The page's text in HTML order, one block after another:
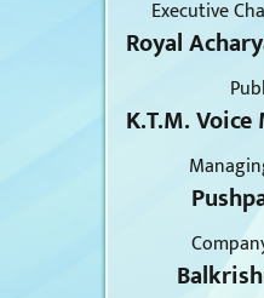
Executive
Royal
K.T.M.